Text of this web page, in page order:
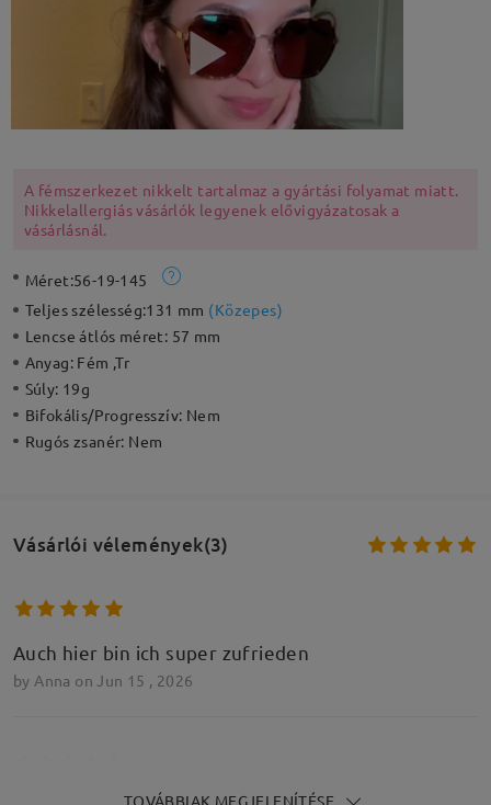
A fémszerkezet nikkelt tartalmaz a gyártási folyamat miatt.
Nikkelallergiás vásárlók legyenek elővigyázatosak a
vásárlásnál.
Méret:56-19-145
Teljes szélesség:131 mm (Közepes)
Lencse átlós méret: 57 mm
Anyag: Fém ,Tr
Súly: 19g
Bifokális/Progresszív: Nem
Rugós zsanér: Nem
Vásárlói vélemények(3)
Auch hier bin ich super zufrieden
by Anna on Jun 15 , 2026
TOVÁBBIAK MEGJELENÍTÉSE